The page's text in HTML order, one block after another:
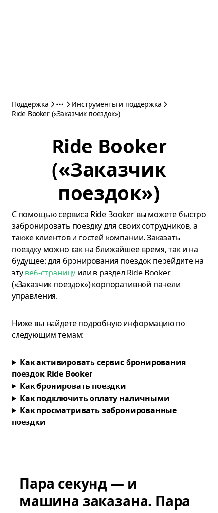
Поддержка
Инструменты и поддержка
Ride Booker («Заказчик поездок»)
Ride Booker
(«Заказчик
поездок»)
С помощью сервиса Ride Booker вы можете быстро
забронировать поездку для своих сотрудников, а
также клиентов и гостей компании. Заказать
поездку можно как на ближайшее время, так и на
будущее: для бронирования поездок перейдите на
этувеб-страницу или в раздел Ride Booker
(«Заказчик поездок») корпоративной панели
управления.
Ниже вы найдете подробную информацию по
следующим темам:
Как активировать сервис бронирования
поездок Ride Booker
Как бронировать поездки
Как подключить оплату наличными
Как просматривать забронированные
поездки
Пара секунд — и
машина заказана. Пара